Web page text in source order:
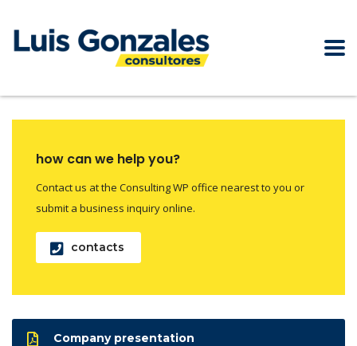
how can we help you?
Contact us at the Consulting WP office nearest to you or
submit a business inquiry online.
contacts
Company presentation